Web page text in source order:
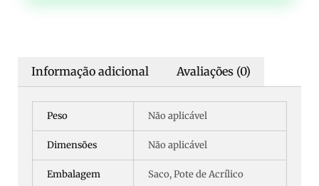
Informação adicional Avaliações (0)
Peso Não aplicável
Dimensões Não aplicável
Embalagem Saco, Pote de Acrílico